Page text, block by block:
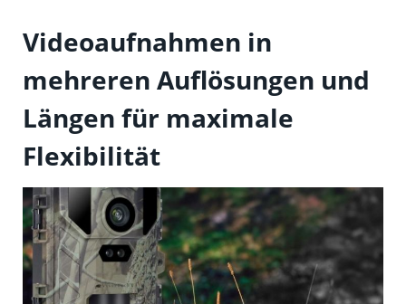
Videoaufnahmen in
mehreren Auflösungen und
Längen für maximale
Flexibilität